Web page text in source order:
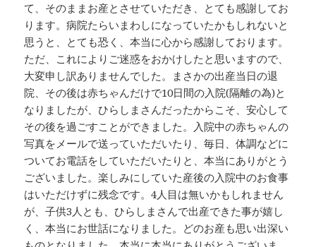
て、そのままお産とさせていただき、とても感謝してお
ります。病院たらいまわしになっていたかもしれないと
思うと、とても恐く、本当に心から感謝しております。
ただ、これによりご迷惑をおかけしたと思いますので、
大変申し訳ありませんでした。まさかの出産当日の退
院、その後は赤ちゃんだけで10日間の入院(隔離の為)と
なりましたが、ひらしまさんだったからこそ、安心して
その後を過ごすことができました。入院中の赤ちゃんの
写真をメールで送っていただいたり、毎日、体調などに
ついてお電話をしていただいたりと、本当にありがとう
ございました。楽しみにしていた産後の入院中のお食事
はいただけずに残念です。4人目は無いかもしれません
が、子供3人とも、ひらしまさんで出産できた事が嬉し
く、本当にお世話になりました。どのお産も思い出深い